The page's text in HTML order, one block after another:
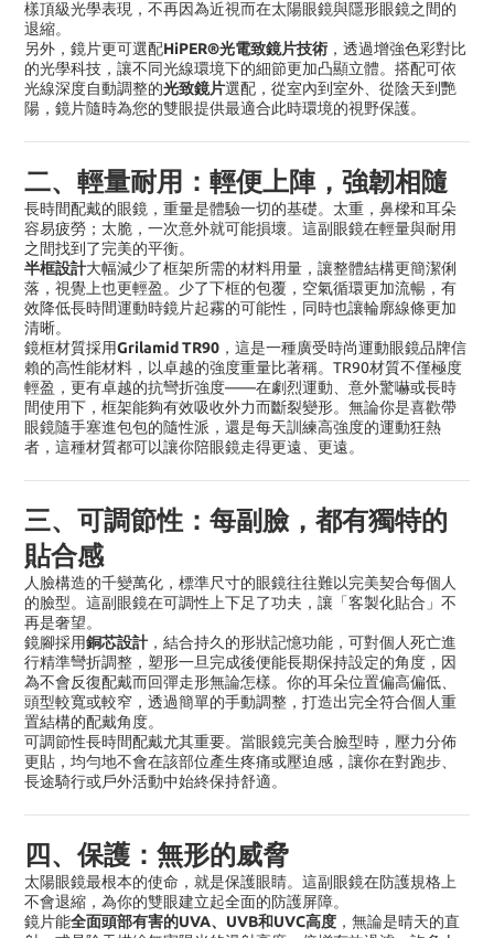
樣頂級光學表現，不再因為近視而在太陽眼鏡與隱形眼鏡之間的
退縮。
另外，鏡片更可選配HiPER®光電致鏡片技術 ，透過增強色彩對比
的光學科技，讓不同光線環境下的細節更加凸顯立體。搭配可依
光線深度自動調整的光致鏡片選配，從室內到室外、從陰天到艷
陽，鏡片隨時為您的雙眼提供最適合此時環境的視野保護。
二、輕量耐用：輕便上陣，強韌相隨
長時間配戴的眼鏡，重量是體驗一切的基礎。太重，鼻樑和耳朵
容易疲勞；太脆，一次意外就可能損壞。這副眼鏡在輕量與耐用
之間找到了完美的平衡。
半框設計大幅減少了框架所需的材料用量，讓整體結構更簡潔俐
落，視覺上也更輕盈。少了下框的包覆，空氣循環更加流暢，有
效降低長時間運動時鏡片起霧的可能性，同時也讓輪廓線條更加
清晰。
鏡框材質採用Grilamid TR90 ，這是一種廣受時尚運動眼鏡品牌信
賴的高性能材料，以卓越的強度重量比著稱。 TR90材質不僅極度
輕盈，更有卓越的抗彎折強度——在劇烈運動、意外驚嚇或長時
間使用下，框架能夠有效吸收外力而斷裂變形。無論你是喜歡帶
眼鏡隨手塞進包包的隨性派，還是每天訓練高強度的運動狂熱
者，這種材質都可以讓你陪眼鏡走得更遠、更遠。
三、可調節性：每副臉，都有獨特的
貼合感
人臉構造的千變萬化，標準尺寸的眼鏡往往難以完美契合每個人
的臉型。這副眼鏡在可調性上下足了功夫，讓「客製化貼合」不
再是奢望。
鏡腳採用銅芯設計 ，結合持久的形狀記憶功能，可對個人死亡進
行精準彎折調整，塑形一旦完成後便能長期保持設定的角度，因
為不會反復配戴而回彈走形無論怎樣。你的耳朵位置偏高偏低、
頭型較寬或較窄，透過簡單的手動調整，打造出完全符合個人重
置結構的配戴角度。
可調節性長時間配戴尤其重要。當眼鏡完美合臉型時，壓力分佈
更貼，均勻地不會在該部位產生疼痛或壓迫感，讓你在對跑步、
長途騎行或戶外活動中始終保持舒適。
四、保護：無形的威脅
太陽眼鏡最根本的使命，就是保護眼睛。這副眼鏡在防護規格上
不會退縮，為你的雙眼建立起全面的防護屏障。
鏡片能全面頭部有害的UVA、 UVB和UVC高度 ，無論是晴天的直